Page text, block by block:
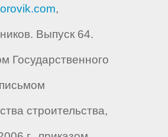
,
Выпуск 64.
Государственного
строительства,